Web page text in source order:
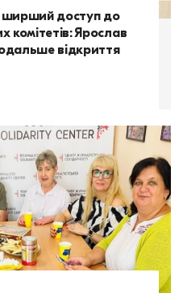
доступ до
комітетів: Ярослав
відкриття